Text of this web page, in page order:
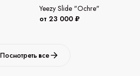
Yeezy Slide "Ochre"
от 23 000 ₽
Посмотреть все